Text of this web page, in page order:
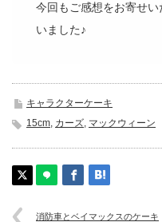
今回もご感想をお寄せ
いました♪
キャラクターケーキ
15cm, カーズ, マックウィーン
消防車とベイマックスのケーキ